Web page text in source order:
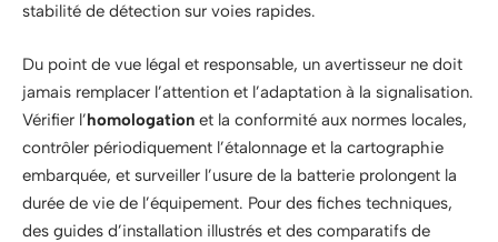
stabilité de détection sur voies rapides.
Du point de vue légal et responsable, un avertisseur ne doit
jamais remplacer l’attention et l’adaptation à la signalisation.
Vérifier l’homologation et la conformité aux normes locales,
contrôler périodiquement l’étalonnage et la cartographie
embarquée, et surveiller l’usure de la batterie prolongent la
durée de vie de l’équipement. Pour des fiches techniques,
des guides d’installation illustrés et des comparatifs de